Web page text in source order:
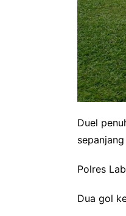
Duel
Polres
Dua gol